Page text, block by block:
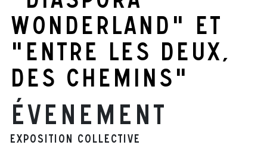
Wonderland" et
"Entre les deux,
des chemins"
Évenement
Exposition collective